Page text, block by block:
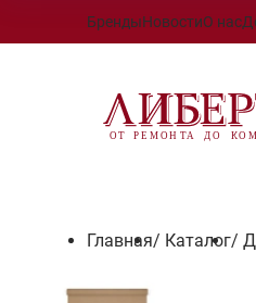
БрендыНовостиО нас
Главная/ Каталог/